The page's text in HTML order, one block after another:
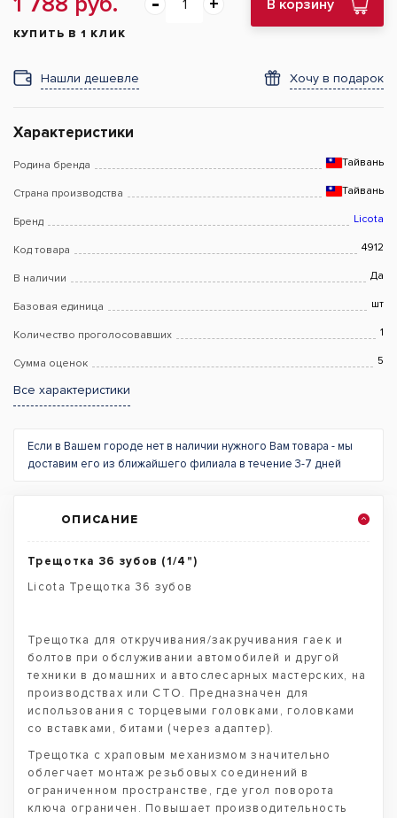
В корзину
КУПИТЬ В 1 КЛИК
Нашли дешевле Хочу в подарок
Характеристики
Родина бренда Тайвань
Страна производства Тайвань
Бренд Licota
Код товара 4912
В наличии Да
Базовая единица шт
Количество проголосовавших 1
Сумма оценок 5
Все характеристики
Если в Вашем городе нет в наличии нужного Вам товара - мы
доставим его из ближайшего филиала в течение 3-7 дней
ОПИСАНИЕ
Трещотка 36 зубов (1/4")
Licota Трещотка 36 зубов
Трещотка для откручивания/закручивания гаек и
болтов при обслуживании автомобилей и другой
техники в домашних и автослесарных мастерских, на
производствах или СТО. Предназначен для
использования с торцевыми головками, головками
со вставками, битами (через адаптер).
Трещотка с храповым механизмом значительно
облегчает монтаж резьбовых соединений в
ограниченном пространстве, где угол поворота
ключа ограничен. Повышает производительность